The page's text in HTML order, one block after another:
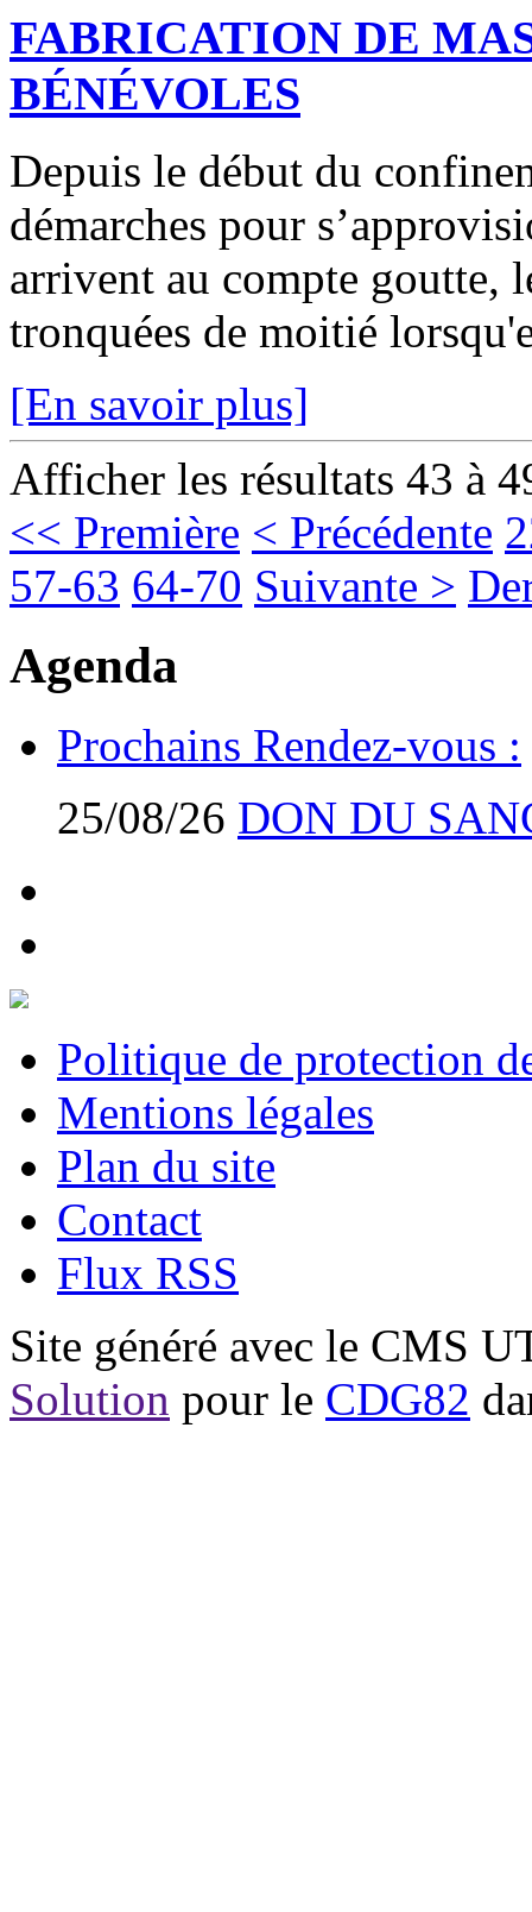
FABRICATION DE
BÉNÉVOLES
Depuis le début du
démarches pour
arrivent au compte goutte,
tronquées de moitié
[En savoir plus]
Afficher les résultats 43 à
<< Première < Précédente
57-63 64-70 Suivante >
Agenda
Prochains Rendez-vous :
25/08/26 DON DU
Politique de protection
Mentions légales
Plan du site
Contact
Flux RSS
Site généré avec le CMS
Solution pour le CDG82